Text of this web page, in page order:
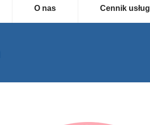
O nas Cennik usług